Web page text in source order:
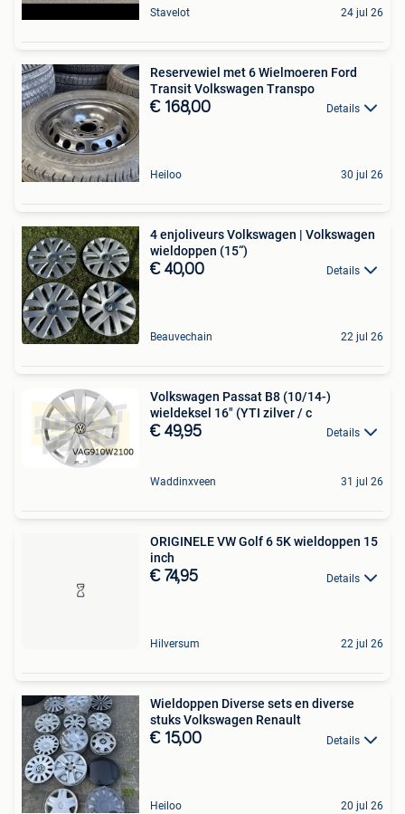
Stavelot 24 jul 26
Reservewiel met 6 Wielmoeren Ford
Transit Volkswagen Transpo
€ 168,00 Details
Heiloo 30 jul 26
4 enjoliveurs Volkswagen | Volkswagen
wieldoppen (15“)
€ 40,00 Details
Beauvechain 22 jul 26
Volkswagen Passat B8 (10/14-)
wieldeksel 16" (YTI zilver / c
€ 49,95 Details
Waddinxveen 31 jul 26
ORIGINELE VW Golf 6 5K wieldoppen 15
inch
€ 74,95 Details
Hilversum 22 jul 26
Wieldoppen Diverse sets en diverse
stuks Volkswagen Renault
€ 15,00 Details
Heiloo 20 jul 26